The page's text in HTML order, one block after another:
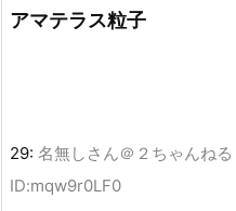
アマテラス粒子
29: 名無しさん＠２ちゃんねる
ID:mqw9r0LF0